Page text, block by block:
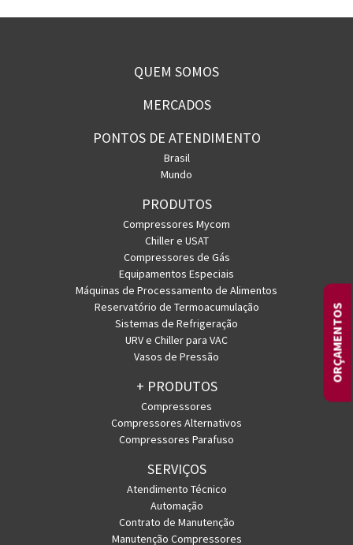
ORÇAMENTOS
QUEM SOMOS
MERCADOS
PONTOS DE ATENDIMENTO
Brasil
Mundo
PRODUTOS
Compressores Mycom
Chiller e USAT
Compressores de Gás
Equipamentos Especiais
Máquinas de Processamento de Alimentos
Reservatório de Termoacumulação
Sistemas de Refrigeração
URV e Chiller para VAC
Vasos de Pressão
+ PRODUTOS
Compressores
Compressores Alternativos
Compressores Parafuso
SERVIÇOS
Atendimento Técnico
Automação
Contrato de Manutenção
Manutenção Compressores